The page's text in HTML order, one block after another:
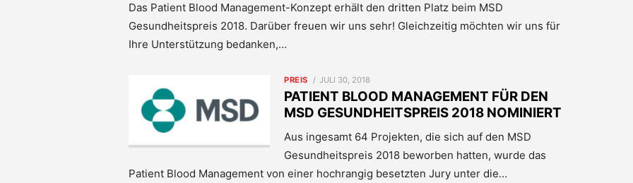
Das Patient Blood Management-Konzept erhält den dritten Platz beim MSD
Gesundheitspreis 2018. Darüber freuen wir uns sehr! Gleichzeitig möchten wir uns für
Ihre Unterstützung bedanken,…
PREIS
POSTED
ON
JULI 30, 2018
PATIENT BLOOD MANAGEMENT FÜR DEN
MSD GESUNDHEITSPREIS 2018 NOMINIERT
Aus ingesamt 64 Projekten, die sich auf den MSD
Gesundheitspreis 2018 beworben hatten, wurde das
Patient Blood Management von einer hochrangig besetzten Jury unter die…